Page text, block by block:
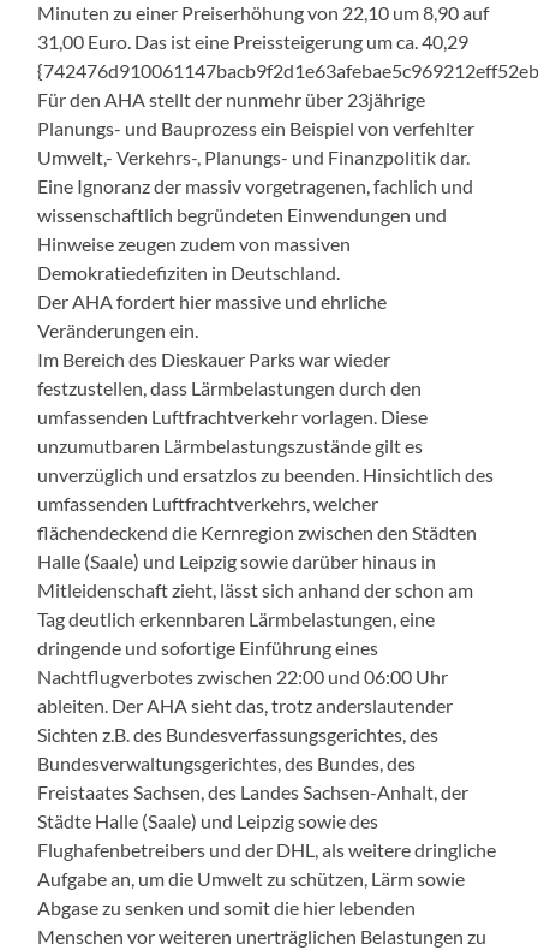
Minuten zu einer Preiserhöhung von 22,10 um 8,90 auf
31,00 Euro. Das ist eine Preissteigerung um ca. 40,29
Für den AHA stellt der nunmehr über 23jährige
Planungs- und Bauprozess ein Beispiel von verfehlter
Umwelt,- Verkehrs-, Planungs- und Finanzpolitik dar.
Eine Ignoranz der massiv vorgetragenen, fachlich und
wissenschaftlich begründeten Einwendungen und
Hinweise zeugen zudem von massiven
Demokratiedefiziten in Deutschland.
Der AHA fordert hier massive und ehrliche
Veränderungen ein.
Im Bereich des Dieskauer Parks war wieder
festzustellen, dass Lärmbelastungen durch den
umfassenden Luftfrachtverkehr vorlagen. Diese
unzumutbaren Lärmbelastungszustände gilt es
unverzüglich und ersatzlos zu beenden. Hinsichtlich des
umfassenden Luftfrachtverkehrs, welcher
flächendeckend die Kernregion zwischen den Städten
Halle (Saale) und Leipzig sowie darüber hinaus in
Mitleidenschaft zieht, lässt sich anhand der schon am
Tag deutlich erkennbaren Lärmbelastungen, eine
dringende und sofortige Einführung eines
Nachtflugverbotes zwischen 22:00 und 06:00 Uhr
ableiten. Der AHA sieht das, trotz anderslautender
Sichten z.B. des Bundesverfassungsgerichtes, des
Bundesverwaltungsgerichtes, des Bundes, des
Freistaates Sachsen, des Landes Sachsen-Anhalt, der
Städte Halle (Saale) und Leipzig sowie des
Flughafenbetreibers und der DHL, als weitere dringliche
Aufgabe an, um die Umwelt zu schützen, Lärm sowie
Abgase zu senken und somit die hier lebenden
Menschen vor weiteren unerträglichen Belastungen zu